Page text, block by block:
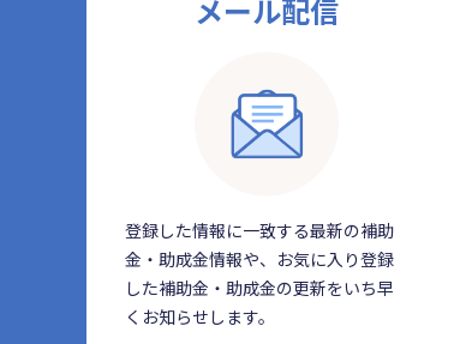
メール配信
登録した情報に一致する最新の補助
金・助成金情報や、お気に入り登録
した補助金・助成金の更新をいち早
くお知らせします。